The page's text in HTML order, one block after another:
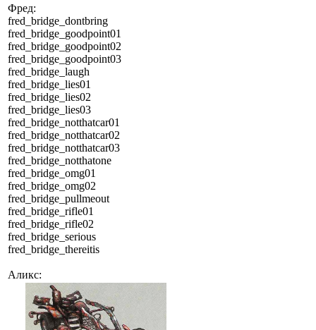
Фред:
fred_bridge_dontbring
fred_bridge_goodpoint01
fred_bridge_goodpoint02
fred_bridge_goodpoint03
fred_bridge_laugh
fred_bridge_lies01
fred_bridge_lies02
fred_bridge_lies03
fred_bridge_notthatcar01
fred_bridge_notthatcar02
fred_bridge_notthatcar03
fred_bridge_notthatone
fred_bridge_omg01
fred_bridge_omg02
fred_bridge_pullmeout
fred_bridge_rifle01
fred_bridge_rifle02
fred_bridge_serious
fred_bridge_thereitis
Аликс: